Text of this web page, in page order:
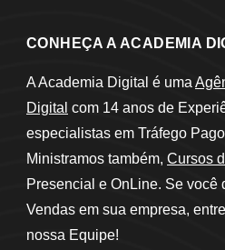
CONHEÇA A ACADEMIA
A Academia Digital é uma
Digital com 14 anos de
especialistas em Tráfego
Ministramos também, Cursos
Presencial e OnLine. Se você
Vendas em sua empresa,
nossa Equipe!